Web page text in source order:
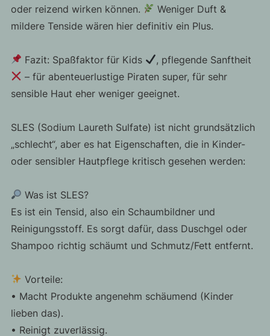
oder reizend wirken können.
Weniger Duft &
mildere Tenside wären hier definitiv ein Plus.
Fazit: Spaßfaktor für Kids
, pflegende Sanftheit
– für abenteuerlustige Piraten super, für sehr
sensible Haut eher weniger geeignet.
SLES (Sodium Laureth Sulfate) ist nicht grundsätzlich
„schlecht“, aber es hat Eigenschaften, die in Kinder-
oder sensibler Hautpflege kritisch gesehen werden:
Was ist SLES?
Es ist ein Tensid, also ein Schaumbildner und
Reinigungsstoff. Es sorgt dafür, dass Duschgel oder
Shampoo richtig schäumt und Schmutz/Fett entfernt.
Vorteile:
• Macht Produkte angenehm schäumend (Kinder
lieben das).
• Reinigt zuverlässig.